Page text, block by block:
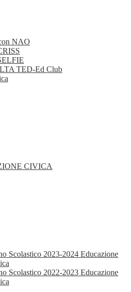
NAO
TED-Ed Club
CIVICA
Scolastico 2023-2024 Educazione
Scolastico 2022-2023 Educazione